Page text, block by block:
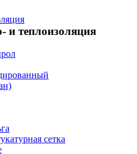
и теплоизоляция
сетка